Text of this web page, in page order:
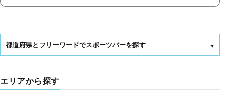
都道府県とフリーワードでスポーツバーを探す
エリアから探す